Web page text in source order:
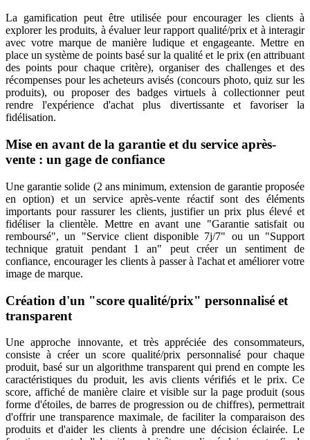
La gamification peut être utilisée pour encourager les clients à
explorer les produits, à évaluer leur rapport qualité/prix et à interagir
avec votre marque de manière ludique et engageante. Mettre en
place un système de points basé sur la qualité et le prix (en attribuant
des points pour chaque critère), organiser des challenges et des
récompenses pour les acheteurs avisés (concours photo, quiz sur les
produits), ou proposer des badges virtuels à collectionner peut
rendre l'expérience d'achat plus divertissante et favoriser la
fidélisation.
Mise en avant de la garantie et du service après-
vente : un gage de confiance
Une garantie solide (2 ans minimum, extension de garantie proposée
en option) et un service après-vente réactif sont des éléments
importants pour rassurer les clients, justifier un prix plus élevé et
fidéliser la clientèle. Mettre en avant une "Garantie satisfait ou
remboursé", un "Service client disponible 7j/7" ou un "Support
technique gratuit pendant 1 an" peut créer un sentiment de
confiance, encourager les clients à passer à l'achat et améliorer votre
image de marque.
Création d'un "score qualité/prix" personnalisé et
transparent
Une approche innovante, et très appréciée des consommateurs,
consiste à créer un score qualité/prix personnalisé pour chaque
produit, basé sur un algorithme transparent qui prend en compte les
caractéristiques du produit, les avis clients vérifiés et le prix. Ce
score, affiché de manière claire et visible sur la page produit (sous
forme d'étoiles, de barres de progression ou de chiffres), permettrait
d'offrir une transparence maximale, de faciliter la comparaison des
produits et d'aider les clients à prendre une décision éclairée. Le